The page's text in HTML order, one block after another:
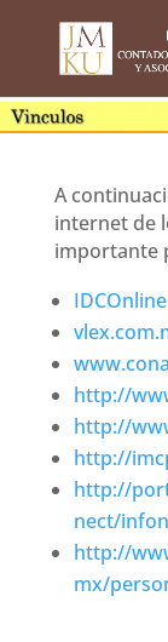
A
internet de
importante
http://
http://
http://
http://
nect/
http://
mx/